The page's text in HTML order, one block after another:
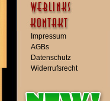
Impressum
AGBs
Datenschutz
Widerrufsrecht